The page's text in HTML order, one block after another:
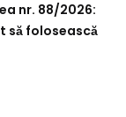
nr. 88/2026:
să folosească